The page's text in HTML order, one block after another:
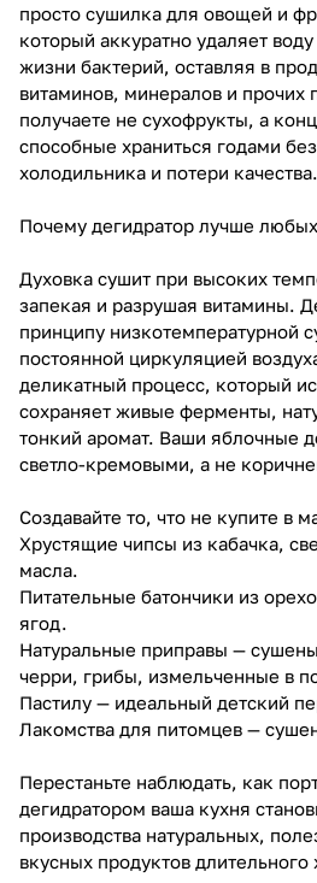
просто сушилка для овощей и
который аккуратно удаляет
жизни бактерий, оставляя в
витаминов, минералов и прочих
получаете не сухофрукты, а
способные храниться годами
холодильника и потери качества.
Почему дегидратор лучше
Духовка сушит при высоких
запекая и разрушая витамины.
принципу низкотемпературной
постоянной циркуляцией
деликатный процесс, который
сохраняет живые ферменты,
тонкий аромат. Ваши яблочные
светло-кремовыми, а не
Создавайте то, что не купите в
Хрустящие чипсы из кабачка,
масла.
Питательные батончики из
ягод.
Натуральные приправы —
черри, грибы, измельченные в
Пастилу — идеальный детский
Лакомства для питомцев —
Перестаньте наблюдать, как
дегидратором ваша кухня
производства натуральных,
вкусных продуктов длительного